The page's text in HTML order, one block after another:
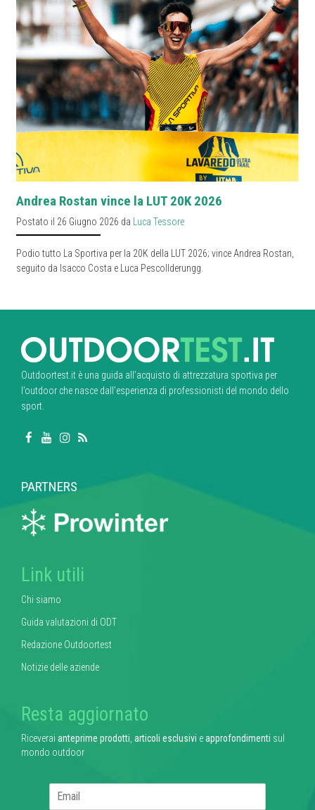
Andrea Rostan vince la LUT 20K 2026
Postato il 26 Giugno 2026 da Luca Tessore
Podio tutto La Sportiva per la 20K della LUT 2026; vince Andrea Rostan,
seguito da Isacco Costa e Luca Pescollderungg.
Outdoortest.it è una guida all’acquisto di attrezzatura sportiva per
l’outdoor che nasce dall’esperienza di professionisti del mondo dello
sport.
PARTNERS
Link utili
Chi siamo
Guida valutazioni di ODT
Redazione Outdoortest
Notizie delle aziende
Resta aggiornato
Riceverai anteprime prodotti articoli esclusivi eapprofondimenti sul
mondo outdoor